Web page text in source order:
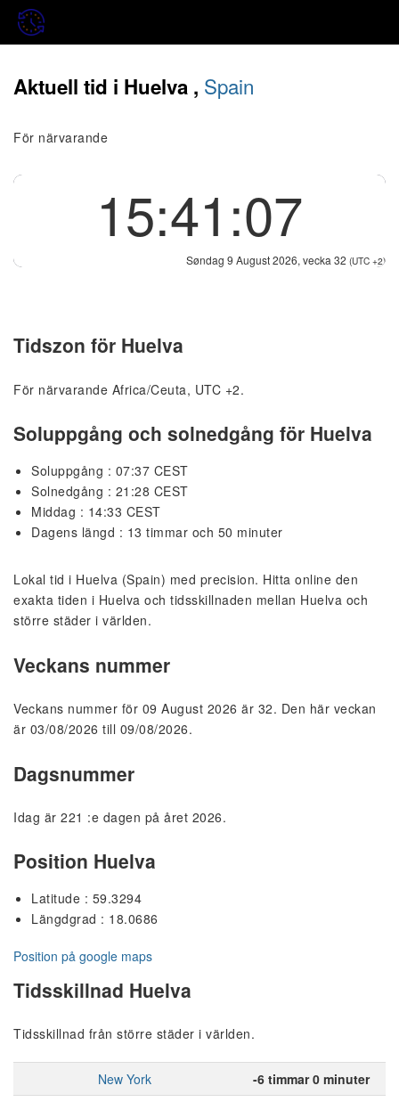
Aktuell tid i Huelva , Spain
För närvarande
15:41:07
Søndag 9 August 2026, vecka 32 (UTC +2)
Tidszon för Huelva
För närvarande Africa/Ceuta, UTC +2.
Soluppgång och solnedgång för Huelva
Soluppgång : 07:37 CEST
Solnedgång : 21:28 CEST
Middag : 14:33 CEST
Dagens längd : 13 timmar och 50 minuter
Lokal tid i Huelva (Spain) med precision. Hitta online den
exakta tiden i Huelva och tidsskillnaden mellan Huelva och
större städer i världen.
Veckans nummer
Veckans nummer för 09 August 2026 är 32. Den här veckan
är 03/08/2026 till 09/08/2026.
Dagsnummer
Idag är 221 :e dagen på året 2026.
Position Huelva
Latitude : 59.3294
Längdgrad : 18.0686
Position på google maps
Tidsskillnad Huelva
Tidsskillnad från större städer i världen.
New York
-6 timmar 0 minuter